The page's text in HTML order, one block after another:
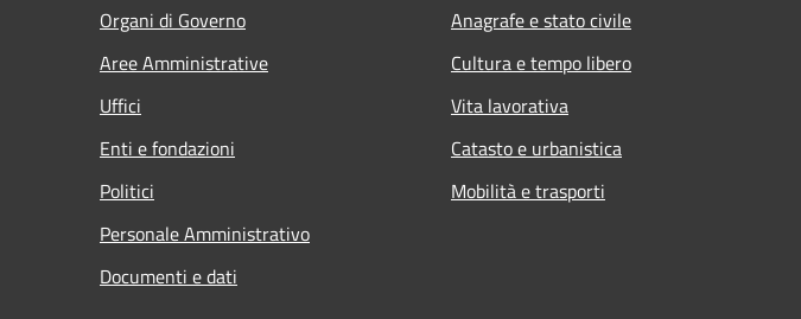
Organi di Governo
Aree Amministrative
Uffici
Enti e fondazioni
Politici
Personale Amministrativo
Documenti e dati
Anagrafe e stato civile
Cultura e tempo libero
Vita lavorativa
Catasto e urbanistica
Mobilità e trasporti